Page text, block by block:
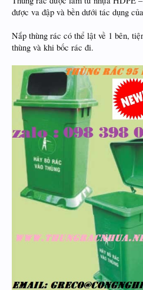
được va đập và bền dưới tác dụng
Nắp thùng rác có thể lật về 1 bên,
thùng và khi bốc rác đi.